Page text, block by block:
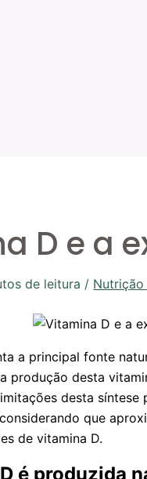
D e a
de leitura /
a principal fonte
produção desta
desta
que
de vitamina D.
é produzida